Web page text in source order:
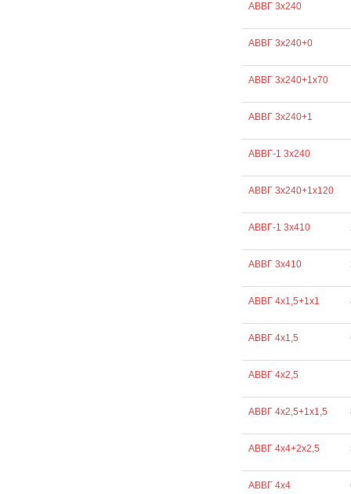
АВВГ 3х240
АВВГ 3х240+0
АВВГ 3х240+1х70
АВВГ 3х240+1
АВВГ-1 3х240
АВВГ 3х240+1х120
АВВГ-1 3х410
АВВГ 3х410
АВВГ 4х1,5+1х1
АВВГ 4х1,5
АВВГ 4х2,5
АВВГ 4х2,5+1х1,5
АВВГ 4х4+2х2,5
АВВГ 4х4